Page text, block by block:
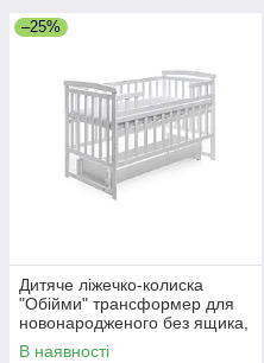
–25%
Дитяче ліжечко-колиска
"Обійми" трансформер для
новонародженого без ящика,
білий
В наявності